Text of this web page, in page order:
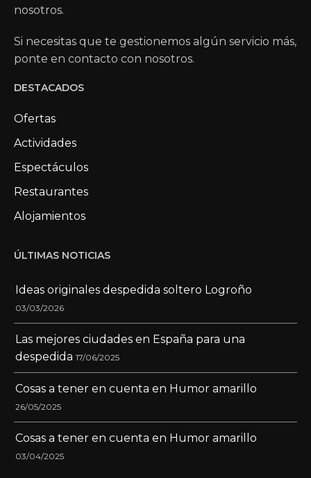
nosotros.
Si necesitas que te gestionemos algún servicio más,
ponte en contacto con nosotros.
DESTACADOS
Ofertas
Actividades
Espectáculos
Restaurantes
Alojamientos
ÚLTIMAS NOTICIAS
Ideas originales despedida soltero Logroño
03/03/2026
Las mejores ciudades en España para una
despedida 17/06/2025
Cosas a tener en cuenta en Humor amarillo
26/05/2025
Cosas a tener en cuenta en Humor amarillo
03/04/2025